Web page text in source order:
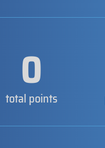
0
total points